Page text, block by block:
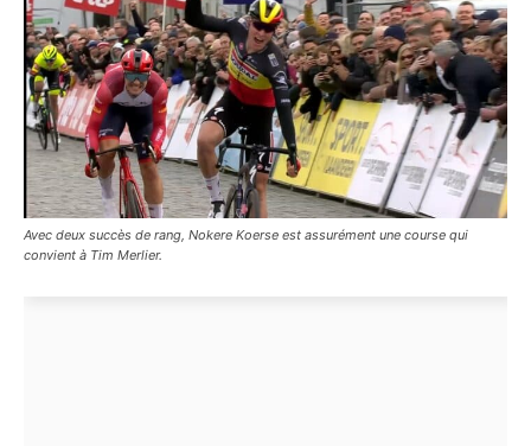
Avec deux succès de rang, Nokere Koerse est assurément une course qui
convient à Tim Merlier.